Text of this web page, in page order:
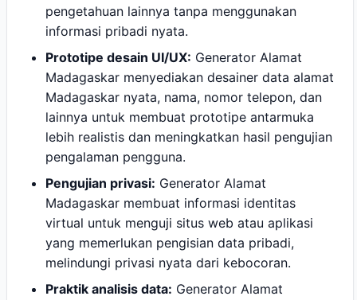
pengetahuan lainnya tanpa menggunakan
informasi pribadi nyata.
Prototipe desain UI/UX: Generator Alamat
Madagaskar menyediakan desainer data alamat
Madagaskar nyata, nama, nomor telepon, dan
lainnya untuk membuat prototipe antarmuka
lebih realistis dan meningkatkan hasil pengujian
pengalaman pengguna.
Pengujian privasi: Generator Alamat
Madagaskar membuat informasi identitas
virtual untuk menguji situs web atau aplikasi
yang memerlukan pengisian data pribadi,
melindungi privasi nyata dari kebocoran.
Praktik analisis data: Generator Alamat